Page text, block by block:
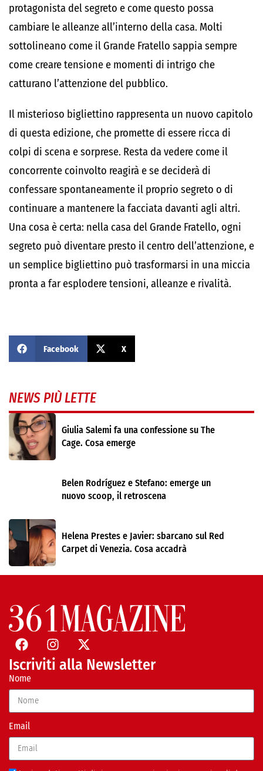
protagonista del segreto e come questo possa
cambiare le alleanze all’interno della casa. Molti
sottolineano come il Grande Fratello sappia sempre
come creare tensione e momenti di intrigo che
catturano l’attenzione del pubblico.
Il misterioso bigliettino rappresenta un nuovo capitolo
di questa edizione, che promette di essere ricca di
colpi di scena e sorprese. Resta da vedere come il
concorrente coinvolto reagirà e se deciderà di
confessare spontaneamente il proprio segreto o di
continuare a mantenere la facciata davanti agli altri.
Una cosa è certa: nella casa del Grande Fratello, ogni
segreto può diventare presto il centro dell’attenzione, e
un semplice bigliettino può trasformarsi in una miccia
pronta a far esplodere tensioni, alleanze e rivalità.
Facebook X
NEWS PIÙ LETTE
Giulia Salemi fa una confessione su The
Cage. Cosa emerge
Belen Rodríguez e Stefano: emerge un
nuovo scoop, il retroscena
Helena Prestes e Javier: sbarcano sul Red
Carpet di Venezia. Cosa accadrà
Iscriviti alla Newsletter
Nome
Email